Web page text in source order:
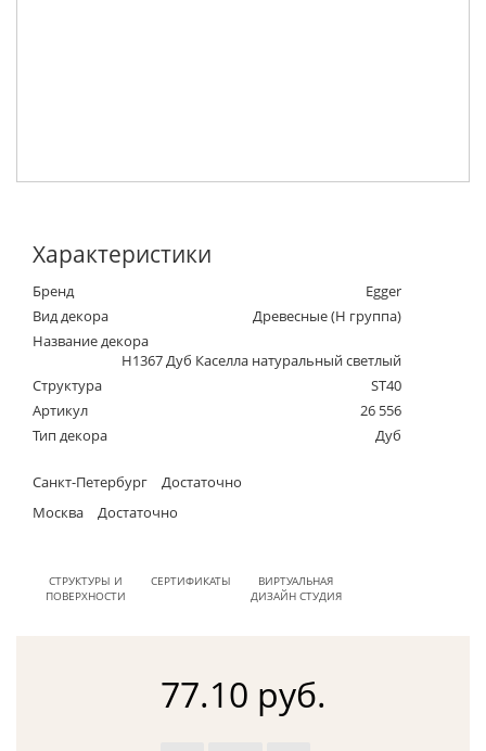
Характеристики
Бренд
Egger
Вид декора
Древесные (Н группа)
Название декора
H1367 Дуб Каселла натуральный светлый
Структура
ST40
Артикул
26 556
Тип декора
Дуб
Санкт-Петербург
Достаточно
Москва
Достаточно
СТРУКТУРЫ И
ПОВЕРХНОСТИ
СЕРТИФИКАТЫ
ВИРТУАЛЬНАЯ
ДИЗАЙН СТУДИЯ
77.10 руб.